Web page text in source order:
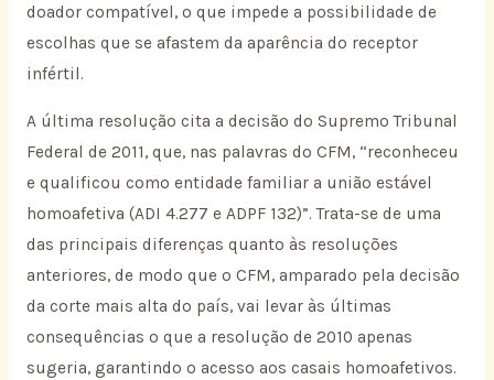
doador compatível, o que impede a possibilidade de
escolhas que se afastem da aparência do receptor
infértil.
A última resolução cita a decisão do Supremo Tribunal
Federal de 2011, que, nas palavras do CFM, “reconheceu
e qualificou como entidade familiar a união estável
homoafetiva (ADI 4.277 e ADPF 132)”. Trata-se de uma
das principais diferenças quanto às resoluções
anteriores, de modo que o CFM, amparado pela decisão
da corte mais alta do país, vai levar às últimas
consequências o que a resolução de 2010 apenas
sugeria, garantindo o acesso aos casais homoafetivos.